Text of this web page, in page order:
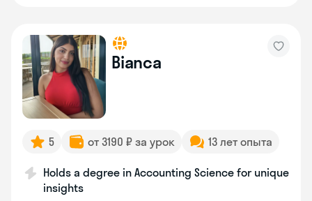
Bianca
5 от 3190 ₽ за урок 13 лет опыта
Holds a degree in Accounting Science for unique
insights